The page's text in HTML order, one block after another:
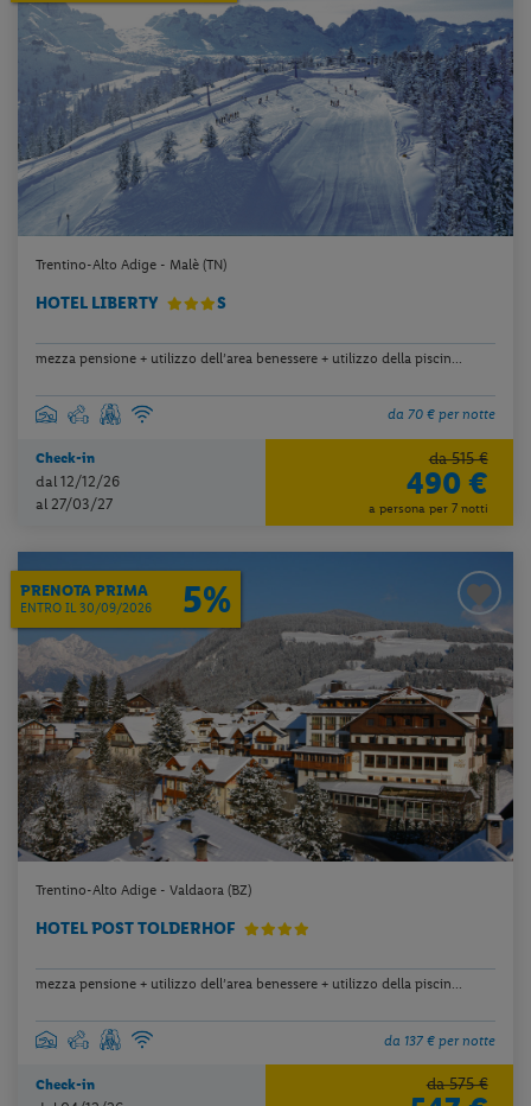
Trentino-Alto Adige - Malè (TN)
HOTEL LIBERTY S
mezza pensione + utilizzo dell’area benessere + utilizzo della piscin...
da 70 € per notte
Check-in
dal 12/12/26
al 27/03/27
da 515 €
490 €
a persona per 7 notti
PRENOTA PRIMA
ENTRO IL 30/09/2026 5%
Trentino-Alto Adige - Valdaora (BZ)
HOTEL POST TOLDERHOF
mezza pensione + utilizzo dell’area benessere + utilizzo della piscin...
da 137 € per notte
Check-in da 575 €